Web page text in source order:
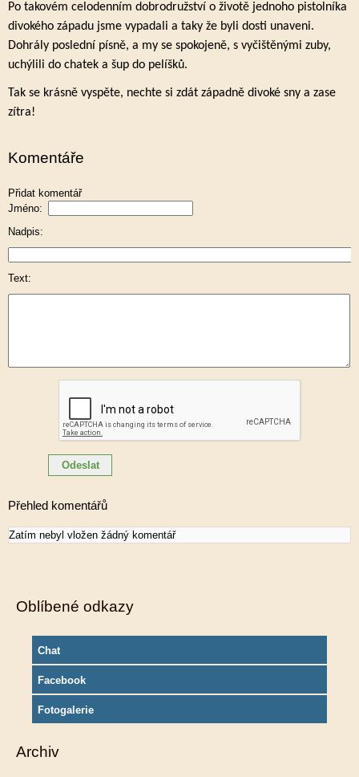
Po takovém celodenním dobrodružství o životě jednoho pistolníka
divokého západu jsme vypadali a taky že byli dosti unaveni.
Dohrály poslední písně, a my se spokojeně, s vyčištěnými zuby,
uchýlili do chatek a šup do pelíšků.
Tak se krásně vyspěte, nechte si zdát západně divoké sny a zase
zítra!
Komentáře
Přidat komentář
Jméno:
Nadpis:
Text:
Přehled komentářů
Zatím nebyl vložen žádný komentář
Oblíbené odkazy
Chat
Facebook
Fotogalerie
Archiv